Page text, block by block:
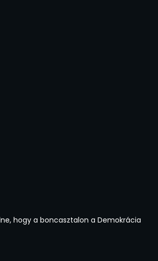
hogy a boncasztalon a Demokrácia